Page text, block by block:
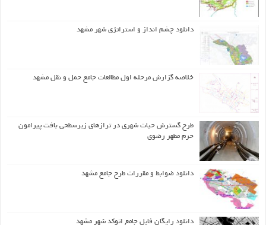
دانلود چشم انداز و استراتژی شهر مشهد
خلاصه گزارش مرحله اول مطالعات جامع حمل و نقل مشهد
طرح گسترش حیات شهري در ترازهاي زیرسطحی بافت پیرامون
حرم مطهر رضوي
دانلود ضوابط و مقررات طرح جامع مشهد
دانلود رایگان فایل جامع اتوکد شهر مشهد